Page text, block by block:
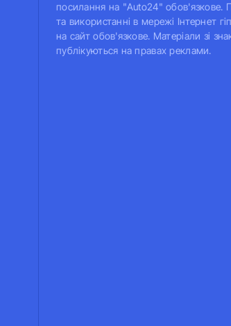
посилання на "Auto24" обов'язкове.
та використанні в мережі Інтернет
на сайт обов'язкове. Матеріали зі
публікуються на правах реклами.